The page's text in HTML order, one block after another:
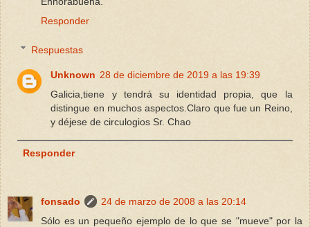
Responder
Respuestas
Unknown 28 de diciembre de 2019 a las 19:39
Galicia,tiene y tendrá su identidad propia, que la
distingue en muchos aspectos.Claro que fue un Reino,
y déjese de circulogios Sr. Chao
Responder
fonsado
24 de marzo de 2008 a las 20:14
Sólo es un pequeño ejemplo de lo que se "mueve" por la